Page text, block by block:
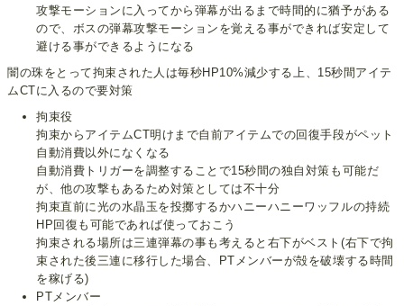
攻撃モーションに入ってから弾幕が出るまで時間的に猶予がある
ので、ボスの弾幕攻撃モーションを覚える事ができれば安定して
避ける事ができるようになる
闇の珠をとって拘束された人は毎秒HP10%減少する上、15秒間アイテ
ムCTに入るので要対策
拘束役
拘束からアイテムCT明けまで自前アイテムでの回復手段がペット
自動消費以外になくなる
自動消費トリガーを調整することで15秒間の独自対策も可能だ
が、他の攻撃もあるため対策としては不十分
拘束直前に光の水晶玉を投擲するかハニーハニーワッフルの持続
HP回復も可能であれば使っておこう
拘束される場所は三連弾幕の事も考えると右下がベスト(右下で拘
束された後三連に移行した場合、PTメンバーが殻を破壊する時間
を稼げる)
PTメンバー